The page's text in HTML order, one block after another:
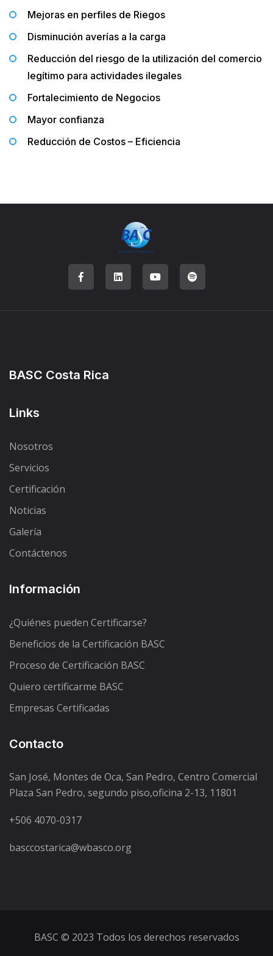
Mejoras en perfiles de Riegos
Disminución averías a la carga
Reducción del riesgo de la utilización del comercio
legítimo para actividades ilegales
Fortalecimiento de Negocios
Mayor confianza
Reducción de Costos – Eficiencia
BASC Costa Rica
Links
Nosotros
Servicios
Certificación
Noticias
Galería
Contáctenos
Información
¿Quiénes pueden Certificarse?
Beneficios de la Certificación BASC
Proceso de Certificación BASC
Quiero certificarme BASC
Empresas Certificadas
Contacto
San José, Montes de Oca, San Pedro, Centro Comercial
Plaza San Pedro, segundo piso,oficina 2-13, 11801
+506 4070-0317
basccostarica@wbasco.org
BASC © 2023 Todos los derechos reservados